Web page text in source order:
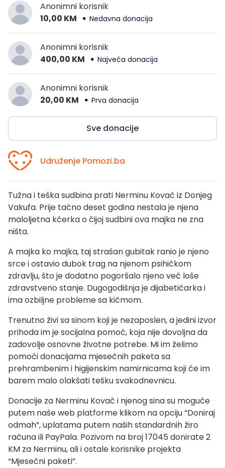
Anonimni korisnik
10,00 KM
Nedavna donacija
Anonimni korisnik
400,00 KM
Najveća donacija
Anonimni korisnik
20,00 KM
Prva donacija
Sve donacije
Udruženje Pomozi.ba
Tužna i teška sudbina prati Nerminu Kovač iz Donjeg
Vakufa. Prije tačno deset godina nestala je njena
maloljetna kćerka o čijoj sudbini ova majka ne zna
ništa.
A majka ko majka, taj strašan gubitak ranio je njeno
srce i ostavio dubok trag na njenom psihičkom
zdravlju, što je dodatno pogoršalo njeno već loše
zdravstveno stanje. Dugogodišnja je dijabetičarka i
ima ozbiljne probleme sa kičmom.
Trenutno živi sa sinom koji je nezaposlen, a jedini izvor
prihoda im je socijalna pomoć, koja nije dovoljna da
zadovolje osnovne životne potrebe. Mi im želimo
pomoći donacijama mjesečnih paketa sa
prehrambenim i higijenskim namirnicama koji će im
barem malo olakšati tešku svakodnevnicu.
Donacije za Nerminu Kovač i njenog sina su moguće
putem naše web platforme klikom na opciju “Doniraj
odmah”, uplatama putem naših standardnih žiro
računa ili PayPala. Pozivom na broj 17045 donirate 2
KM za Nerminu, ali i ostale korisnike projekta
“Mjesečni paketi”.